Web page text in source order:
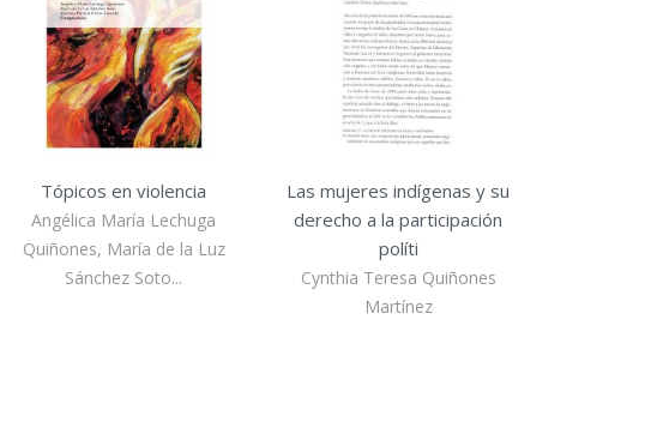
Tópicos en violencia
Angélica María Lechuga
Quiñones, María de la Luz
Sánchez Soto...
Las mujeres indígenas y su
derecho a la participación
políti
Cynthia Teresa Quiñones
Martínez